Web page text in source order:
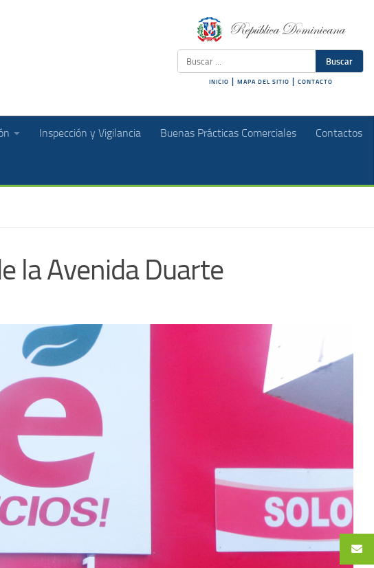
Buscar
INICIO MAPA DEL SITIO CONTACTO
Inspección y Vigilancia Buenas Prácticas Comerciales Contactos
la Avenida Duarte